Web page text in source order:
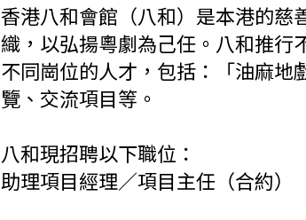
香港八和會館（八和）是本港的慈
織，以弘揚粵劇為己任。八和推行
不同崗位的人才，包括：「油麻地
覽、交流項目等。
八和現招聘以下職位：
助理項目經理／項目主任（合約）